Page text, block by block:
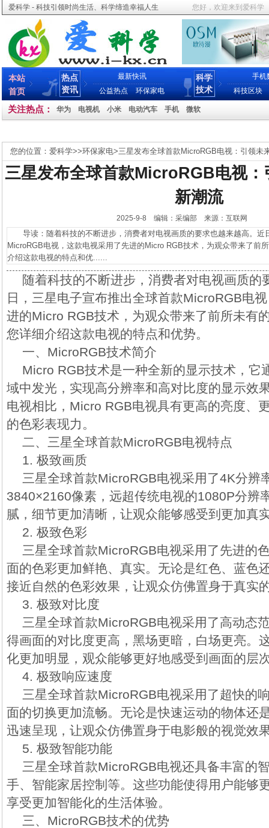
爱科学 - 科技引领时尚生活、科学缔造幸福人生 您好，欢迎来到爱科学
本站
首页
热点
资讯
最新快讯
公益热点
环保家电
科学
技术
手机
科技区块
关注热点： 华为 电视机 小米 电动汽车 手机 微软
您的位置： 爱科学>>环保家电>三星发布全球首款MicroRGB电视：引领未
三星发布全球首款MicroRGB电视：
新潮流
2025-9-8 编辑：采编部 来源：互联网
导读：随着科技的不断进步，消费者对电视画质的要求也越来越高。近
MicroRGB电视，这款电视采用了先进的Micro RGB技术，为观众带来了前
介绍这款电视的特点和优......
随着科技的不断进步，消费者对电视画质的
日，三星电子宣布推出全球首款MicroRGB电
进的Micro RGB技术，为观众带来了前所未有
您详细介绍这款电视的特点和优势。
一、MicroRGB技术简介
Micro RGB技术是一种全新的显示技术，它
域中发光，实现高分辨率和高对比度的显示效
电视相比，Micro RGB电视具有更高的亮度、
的色彩表现力。
二、三星全球首款MicroRGB电视特点
1. 极致画质
三星全球首款MicroRGB电视采用了4K分辨
3840×2160像素，远超传统电视的1080P分辨
腻，细节更加清晰，让观众能够感受到更加真
2. 极致色彩
三星全球首款MicroRGB电视采用了先进的
面的色彩更加鲜艳、真实。无论是红色、蓝色
接近自然的色彩效果，让观众仿佛置身于真实
3. 极致对比度
三星全球首款MicroRGB电视采用了高动态
得画面的对比度更高，黑场更暗，白场更亮。
化更加明显，观众能够更好地感受到画面的层
4. 极致响应速度
三星全球首款MicroRGB电视采用了超快的
面的切换更加流畅。无论是快速运动的物体还
迅速呈现，让观众仿佛置身于电影般的视觉效
5. 极致智能功能
三星全球首款MicroRGB电视还具备丰富的
手、智能家居控制等。这些功能使得用户能够
享受更加智能化的生活体验。
三、MicroRGB技术的优势